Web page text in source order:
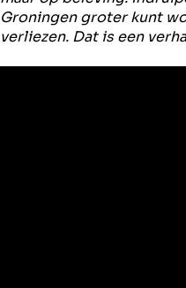
Groningen groter kunt
verliezen. Dat is een